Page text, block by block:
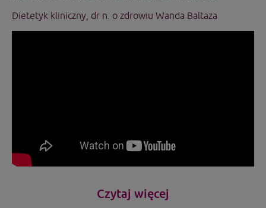
Dietetyk kliniczny, dr n. o zdrowiu Wanda Baltaza
Czytaj więcej